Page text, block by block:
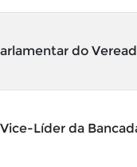
do
Líder da